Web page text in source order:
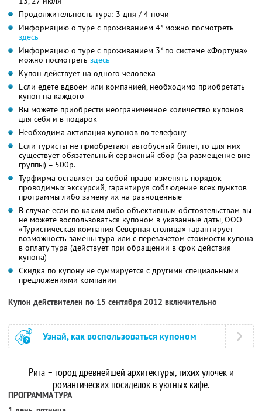
Продолжительность тура: 3 дня / 4 ночи
Информацию о туре с проживанием 4* можно посмотреть
здесь
Информацию о туре с проживанием 3* по системе «Фортуна»
можно посмотреть здесь
Купон действует на одного человека
Если едете вдвоем или компанией, необходимо приобретать
купон на каждого
Вы можете приобрести неограниченное количество купонов
для себя и в подарок
Необходима активация купонов по телефону
Если туристы не приобретают автобусный билет, то для них
существует обязательный сервисный сбор (за размещение вне
группы) – 500р.
Турфирма оставляет за собой право изменять порядок
проводимых экскурсий, гарантируя соблюдение всех пунктов
программы либо замену их на равноценные
В случае если по каким либо объективным обстоятельствам вы
не можете воспользоваться купоном в указанные даты, ООО
«Туристическая компания Северная столица» гарантирует
возможность замены тура или с перезачетом стоимости купона
в оплату тура (действует при обращении в срок действия
купона)
Скидка по купону не суммируется с другими специальными
предложениями компании
Купон действителен по 15 сентября 2012 включительно
Узнай, как воспользоваться купоном
Рига – город древнейшей архитектуры, тихих улочек и
романтических посиделок в уютных кафе.
ПРОГРАММА ТУРА